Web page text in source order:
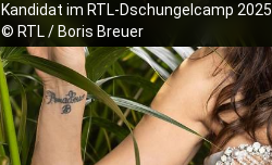
Kandidat im RTL-Dschungelcamp
© RTL / Boris Breuer